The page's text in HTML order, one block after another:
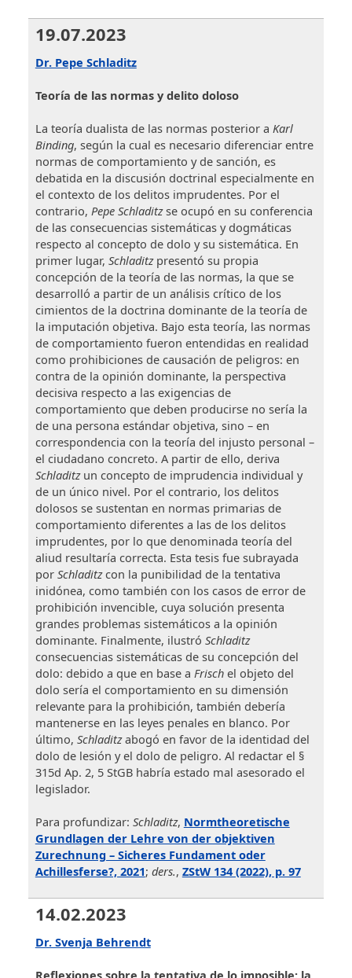
19.07.2023
Dr. Pepe Schladitz
Teoría de las normas y delito doloso
La teoría dualista de las normas posterior a Karl
Binding, según la cual es necesario diferenciar entre
normas de comportamiento y de sanción, es
debatida en la discusión doctrinal especialmente en
el contexto de los delitos imprudentes. Por el
contrario, Pepe Schladitzse ocupó en su conferencia
de las consecuencias sistemáticas y dogmáticas
respecto al concepto de dolo y su sistemática. En
primer lugar, Schladitzpresentó su propia
concepción de la teoría de las normas, la que se
desarrolló a partir de un análisis crítico de los
cimientos de la doctrina dominante de la teoría de
la imputación objetiva. Bajo esta teoría, las normas
de comportamiento fueron entendidas en realidad
como prohibiciones de causación de peligros: en
contra de la opinión dominante, la perspectiva
decisiva respecto a las exigencias de
comportamiento que deben producirse no sería la
de una persona estándar objetiva, sino – en
correspondencia con la teoría del injusto personal –
el ciudadano concreto. A partir de ello, deriva
Schladitzun concepto de imprudencia individual y
de un único nivel. Por el contrario, los delitos
dolosos se sustentan en normas primarias de
comportamiento diferentes a las de los delitos
imprudentes, por lo que denominada teoría del
aliud resultaría correcta. Esta tesis fue subrayada
por Schladitzcon la punibilidad de la tentativa
inidónea, como también con los casos de error de
prohibición invencible, cuya solución presenta
grandes problemas sistemáticos a la opinión
dominante. Finalmente, ilustró Schladitz
consecuencias sistemáticas de su concepción del
dolo: debido a que en base a Frischel objeto del
dolo sería el comportamiento en su dimensión
relevante para la prohibición, también debería
mantenerse en las leyes penales en blanco. Por
último, Schladitzabogó en favor de la identidad del
dolo de lesión y el dolo de peligro. Al redactar el §
315d Ap. 2, 5 StGB habría estado mal asesorado el
legislador.
Para profundizar: Schladitz, Normtheoretische
Grundlagen der Lehre von der objektiven
Zurechnung – Sicheres Fundament oder
Achillesferse?, 2021; ders., ZStW 134 (2022), p. 97
14.02.2023
Dr. Svenja Behrendt
Reflexiones sobre la tentativa de lo imposible: la